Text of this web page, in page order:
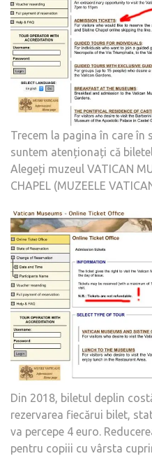
Trecem la pagina în care în
suntem atenționați că
Alegeți muzeul VATICAN
CHAPEL (MUZEELE
Din 2018, biletul deplin
rezervarea fiecărui bilet,
va percepe 4 euro.
pentru copiii cu vârsta